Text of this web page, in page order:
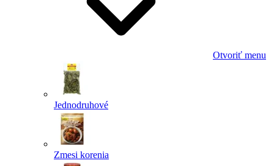
Otvoriť menu
Jednodruhové
Zmesi korenia